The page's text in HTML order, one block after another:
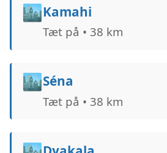
🏙️Kamahi
Tæt på • 38 km
🏙️Séna
Tæt på • 38 km